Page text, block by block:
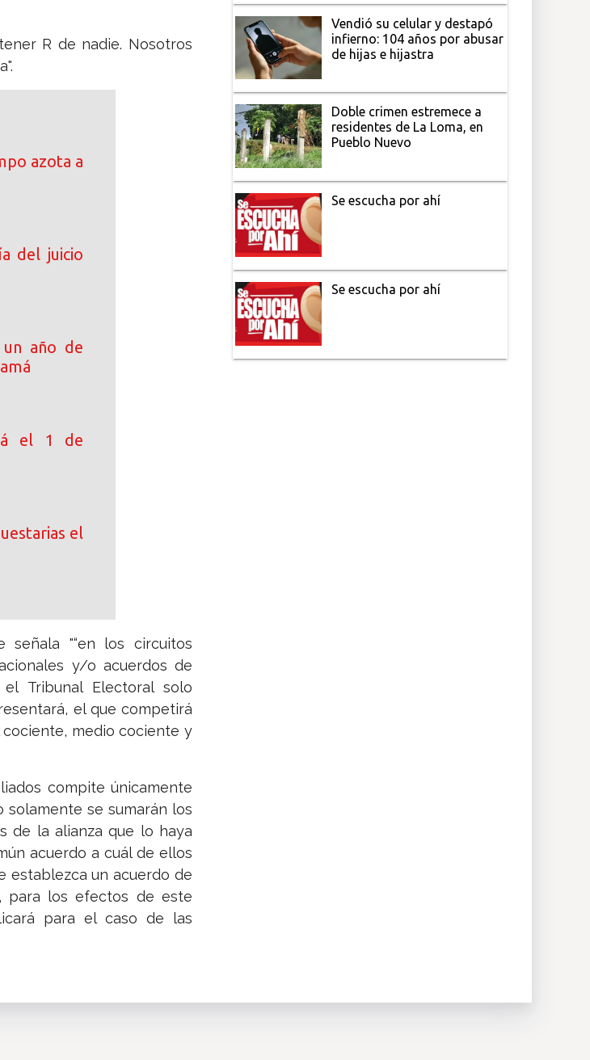
R de nadie. Nosotros
azota a
del juicio
un año de
el 1 de
el
"“en los circuitos
y/o acuerdos de
Tribunal Electoral solo
el que competirá
medio cociente y
compite únicamente
se sumarán los
de la alianza que lo haya
acuerdo a cuál de ellos
establezca un acuerdo de
para los efectos de este
para el caso de las
Vendió su celular y destapó
infierno: 104 años por abusar
de hijas e hijastra
Doble crimen estremece a
residentes de La Loma, en
Pueblo Nuevo
Se escucha por ahí
Se escucha por ahí